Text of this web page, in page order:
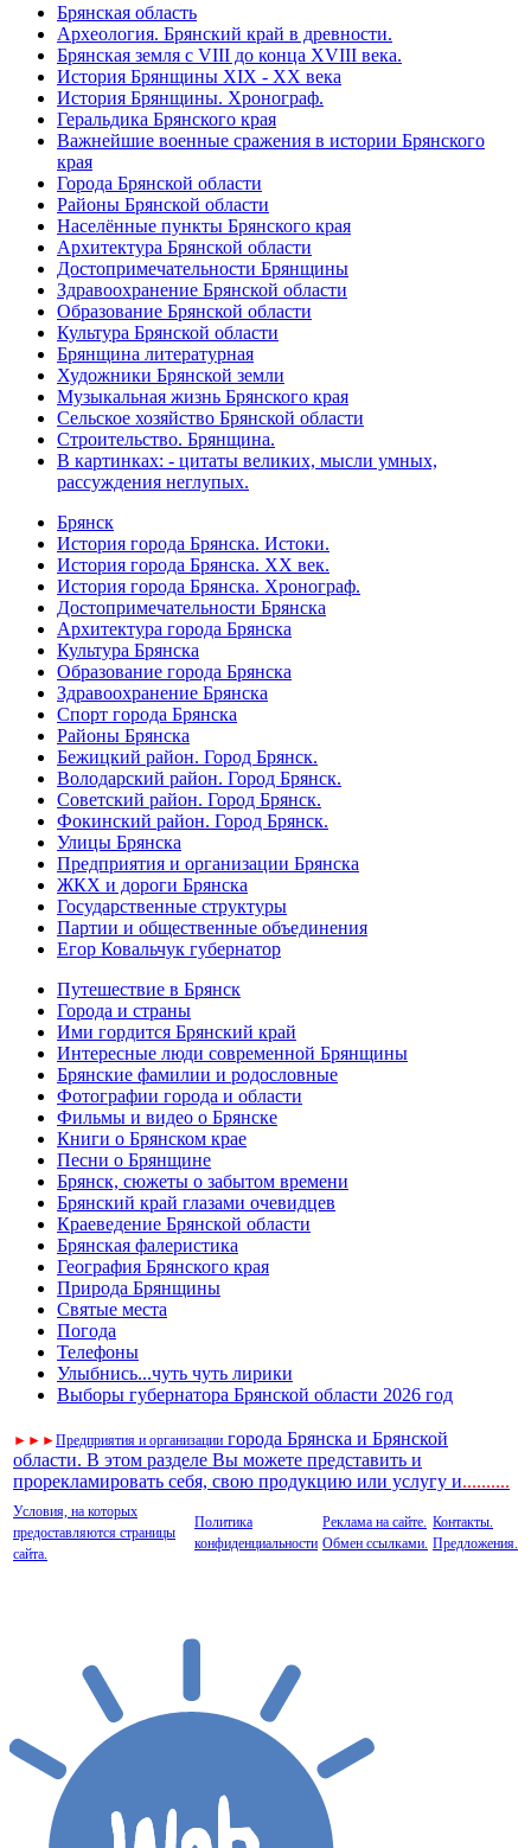
Брянская область
Археология. Брянский край в древности.
Брянская земля с VIII до конца XVIII века.
История Брянщины XIX - XX века
История Брянщины. Хронограф.
Геральдика Брянского края
Важнейшие военные сражения в истории Брянского
края
Города Брянской области
Районы Брянской области
Населённые пункты Брянского края
Архитектура Брянской области
Достопримечательности Брянщины
Здравоохранение Брянской области
Образование Брянской области
Культура Брянской области
Брянщина литературная
Художники Брянской земли
Музыкальная жизнь Брянского края
Сельское хозяйство Брянской области
Строительство. Брянщина.
В картинках: - цитаты великих, мысли умных,
рассуждения неглупых.
Брянск
История города Брянска. Истоки.
История города Брянска. XX век.
История города Брянска. Хронограф.
Достопримечательности Брянска
Архитектура города Брянска
Культура Брянска
Образование города Брянска
Здравоохранение Брянска
Спорт города Брянска
Районы Брянска
Бежицкий район. Город Брянск.
Володарский район. Город Брянск.
Советский район. Город Брянск.
Фокинский район. Город Брянск.
Улицы Брянска
Предприятия и организации Брянска
ЖКХ и дороги Брянска
Государственные структуры
Партии и общественные объединения
Егор Ковальчук губернатор
Путешествие в Брянск
Города и страны
Ими гордится Брянский край
Интересные люди современной Брянщины
Брянские фамилии и родословные
Фотографии города и области
Фильмы и видео о Брянске
Книги о Брянском крае
Песни о Брянщине
Брянск, сюжеты о забытом времени
Брянский край глазами очевидцев
Краеведение Брянской области
Брянская фалеристика
География Брянского края
Природа Брянщины
Святые места
Погода
Телефоны
Улыбнись...чуть чуть лирики
Выборы губернатора Брянской области 2026 год
► ► ►Предприятия и организации города Брянска и Брянской
области. В этом разделе Вы можете представить и
прорекламировать себя, свою продукцию или услугу и..........
Условия, на которых
предоставляются страницы
сайта.
Политика
конфиденциальности
Реклама на сайте.
Обмен ссылками.
Контакты.
Предложения.